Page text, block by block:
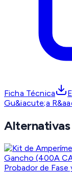
Ficha Técnica
Gu&iacute;a
Alternativas